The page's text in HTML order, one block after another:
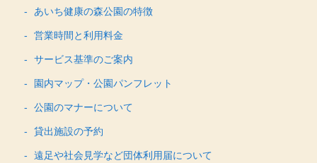
あいち健康の森公園の特徴
営業時間と利用料金
サービス基準のご案内
園内マップ・公園パンフレット
公園のマナーについて
貸出施設の予約
遠足や社会見学など団体利用届について